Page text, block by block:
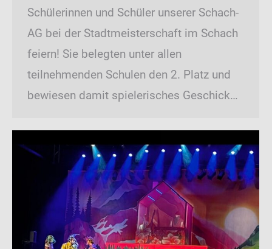
Schülerinnen und Schüler unserer Schach-
AG bei der Stadtmeisterschaft im Schach
feiern! Sie belegten unter allen
teilnehmenden Schulen den 2. Platz und
bewiesen damit spielerisches Geschick…